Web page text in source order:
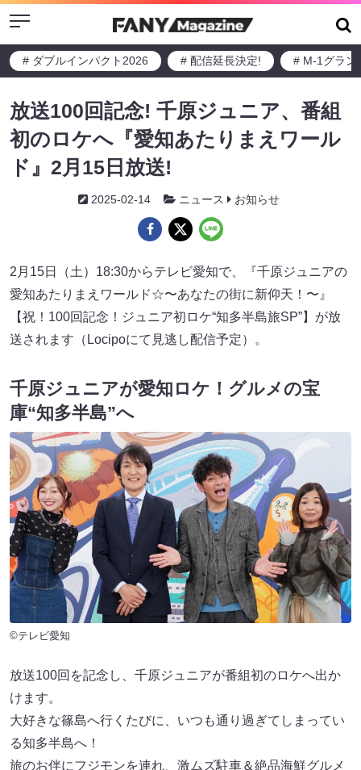
Menu
# ダブルインパクト2026 # 配信延長決定! # M-1グラン
放送100回記念! 千原ジュニア、番組
初のロケへ『愛知あたりまえワール
ド』2月15日放送!
2025-02-14 ニュース お知らせ
2月15日（土）18:30からテレビ愛知で、『千原ジュニアの
愛知あたりまえワールド☆〜あなたの街に新仰天！〜』
【祝！100回記念！ジュニア初ロケ“知多半島旅SP”】が放
送されます（Locipoにて見逃し配信予定）。
千原ジュニアが愛知ロケ！グルメの宝
庫“知多半島”へ
©テレビ愛知
放送100回を記念し、千原ジュニアが番組初のロケへ出か
けます。
大好きな篠島へ行くたびに、いつも通り過ぎてしまってい
る知多半島へ！
旅のお伴にフジモンを連れ、激ムズ駐車＆絶品海鮮グルメ